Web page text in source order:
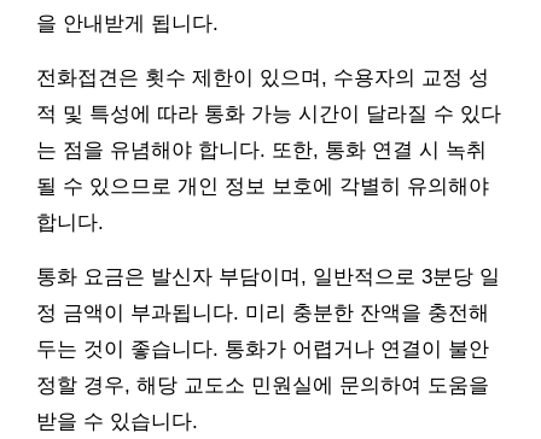
을 안내받게 됩니다.
전화접견은 횟수 제한이 있으며, 수용자의 교정 성
적 및 특성에 따라 통화 가능 시간이 달라질 수 있다
는 점을 유념해야 합니다. 또한, 통화 연결 시 녹취
될 수 있으므로 개인 정보 보호에 각별히 유의해야
합니다.
통화 요금은 발신자 부담이며, 일반적으로 3분당 일
정 금액이 부과됩니다. 미리 충분한 잔액을 충전해
두는 것이 좋습니다. 통화가 어렵거나 연결이 불안
정할 경우, 해당 교도소 민원실에 문의하여 도움을
받을 수 있습니다.